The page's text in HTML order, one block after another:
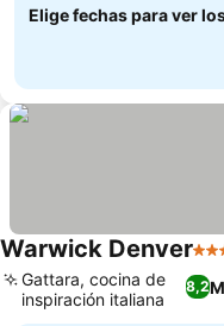
Elige fechas para ver
Warwick Denver4
8,2
Gattara, cocina de
inspiración italiana